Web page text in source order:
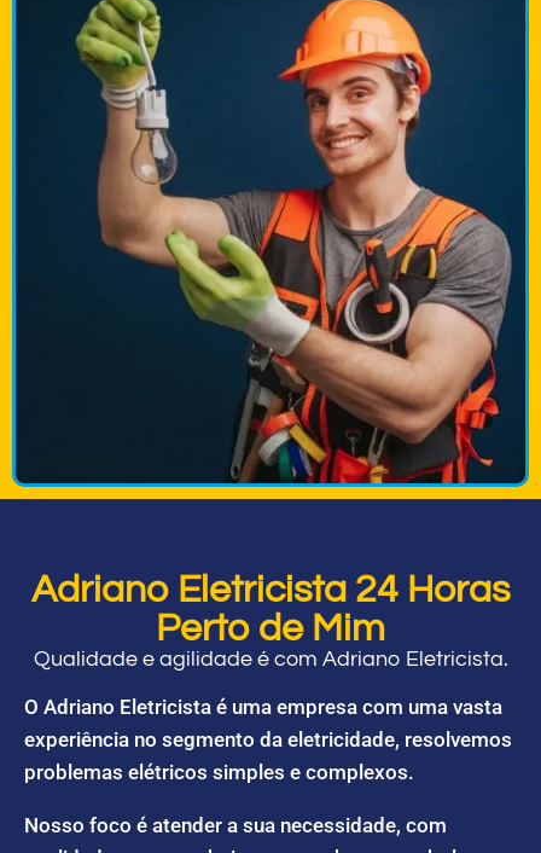
Adriano Eletricista 24 Horas
Perto de Mim
Qualidade e agilidade é com Adriano Eletricista.
O Adriano Eletricista é uma empresa com uma vasta
experiência no segmento da eletricidade, resolvemos
problemas elétricos simples e complexos.
Nosso foco é atender a sua necessidade, com